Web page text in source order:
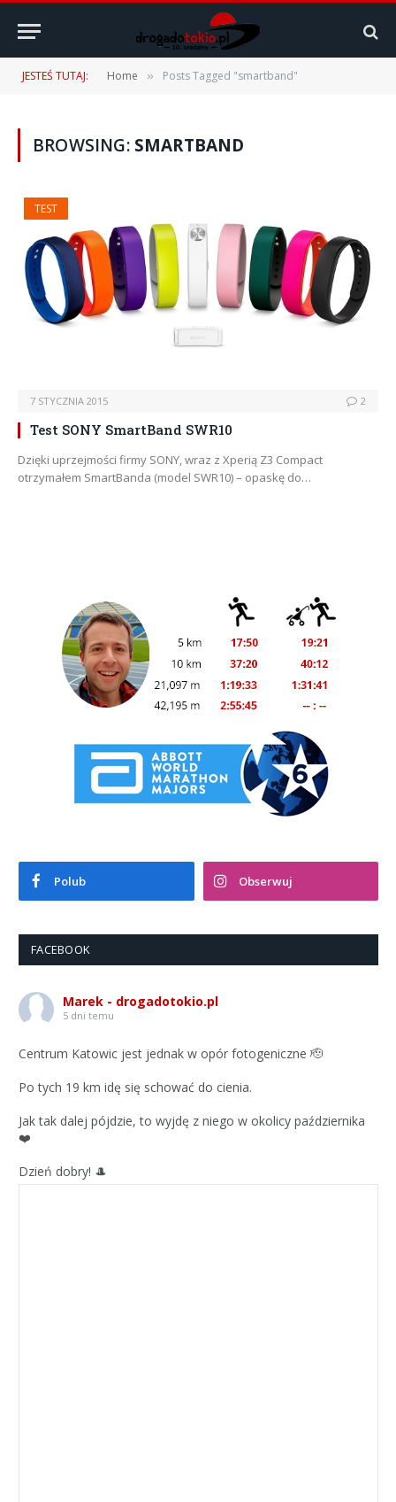
JESTEŚ TUTAJ: Home » Posts Tagged "smartband"
BROWSING: SMARTBAND
TEST
7 STYCZNIA 2015 2
Test SONY SmartBand SWR10
Dzięki uprzejmości firmy SONY, wraz z Xperią Z3 Compact
otrzymałem SmartBanda (model SWR10) – opaskę do…
Polub Obserwuj
FACEBOOK
Marek - drogadotokio.pl
5 dni temu
Centrum Katowic jest jednak w opór fotogeniczne 🫡
Po tych 19 km idę się schować do cienia.
Jak tak dalej pójdzie, to wyjdę z niego w okolicy października
❤️
Dzień dobry! 🎩